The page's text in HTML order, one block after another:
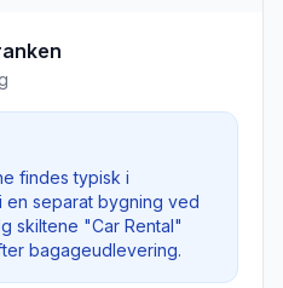
findes typisk i
en separat bygning ved
skiltene "Car Rental"
bagageudlevering.